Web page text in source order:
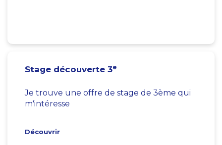
Stage découverte 3e
Je trouve une offre de stage de 3ème qui
m'intéresse
Découvrir